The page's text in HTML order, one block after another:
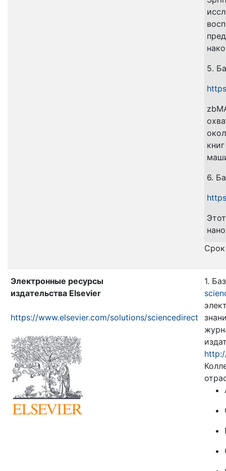
5.
6.
Электронные ресурсы
издательства Elsevier
https://www.elsevier.com/solutions/sciencedirect
1.